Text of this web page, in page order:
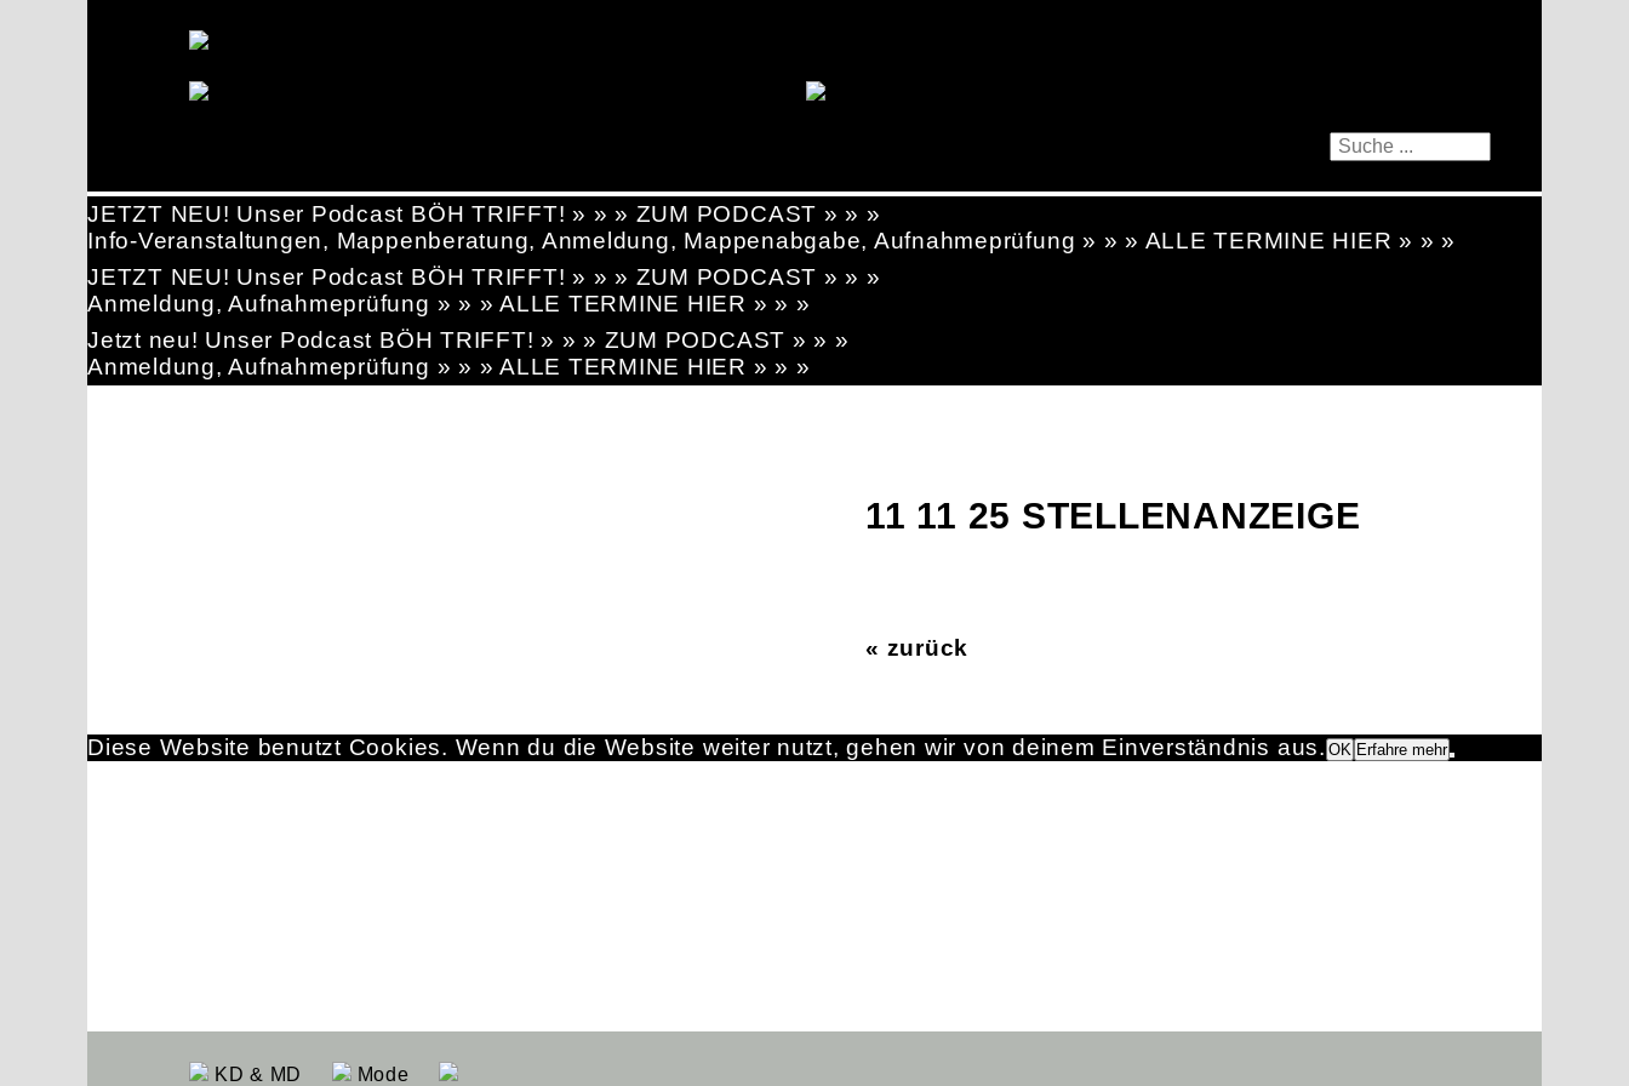
JETZT NEU! Unser Podcast BÖH TRIFFT! » » » ZUM PODCAST » » »
Info-Veranstaltungen, Mappenberatung, Anmeldung, Mappenabgabe, Aufnahmeprüfung » » » ALLE TERMINE HIER » » »
JETZT NEU! Unser Podcast BÖH TRIFFT! » » » ZUM PODCAST » » »
Anmeldung, Aufnahmeprüfung » » » ALLE TERMINE HIER » » »
Jetzt neu! Unser Podcast BÖH TRIFFT! » » » ZUM PODCAST » » »
Anmeldung, Aufnahmeprüfung » » » ALLE TERMINE HIER » » »
11 11 25 STELLENANZEIGE
« zurück
KD & MD Mode
Diese Website benutzt Cookies. Wenn du die Website weiter nutzt, gehen wir von deinem Einverständnis aus. OK Erfahre mehr